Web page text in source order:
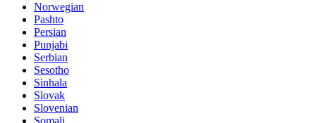
Norwegian
Pashto
Persian
Punjabi
Serbian
Sesotho
Sinhala
Slovak
Slovenian